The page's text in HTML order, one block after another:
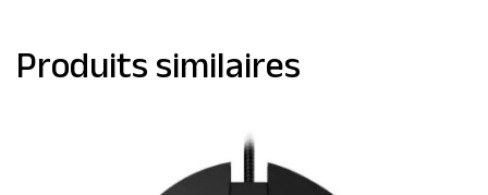
Produits similaires